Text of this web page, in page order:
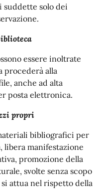
solo dei
essere inoltrate
procederà alla
anche ad alta
posta elettronica.
propri
bibliografici per
libera manifestazione
promozione della
svolte senza scopo
attua nel rispetto della